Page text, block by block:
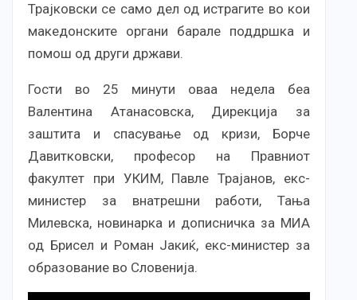
Трајковски се само дел од истрагите во кои
македонските органи барале поддршка и
помош од други држави.
Гости во 25 минути оваа недела беа
Валентина Атанасовска, Дирекција за
заштита и спасување од кризи, Борче
Давитковски, професор на Правниот
факултет при УКИМ, Павле Трајанов, екс-
министер за внатрешни работи, Тања
Милевска, новинарка и дописничка за МИА
од Брисел и Роман Јакиќ, екс-министер за
образование во Словенија.